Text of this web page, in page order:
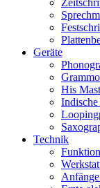
Geräte
His
Technik